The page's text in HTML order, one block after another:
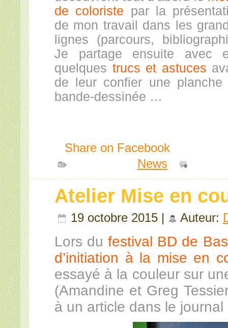
de coloriste par la
de mon travail dans les
lignes (parcours,
Je partage ensuite avec
quelques trucs et astuces
de leur confier une planche
bande-dessinée …
Share on Facebook
News
Atelier Mise en
19 octobre 2015 | Auteur:
Lors dufestival BD de
d’initiation à la mise en
essayé à la couleur sur
(Amandine et Greg
à un article dans le journal